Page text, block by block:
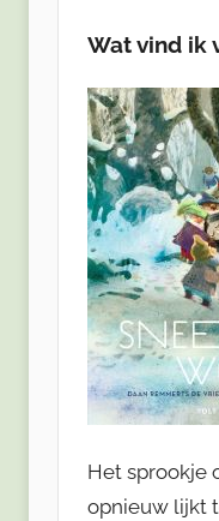
Wat vind ik
Het sprookje
opnieuw lijkt